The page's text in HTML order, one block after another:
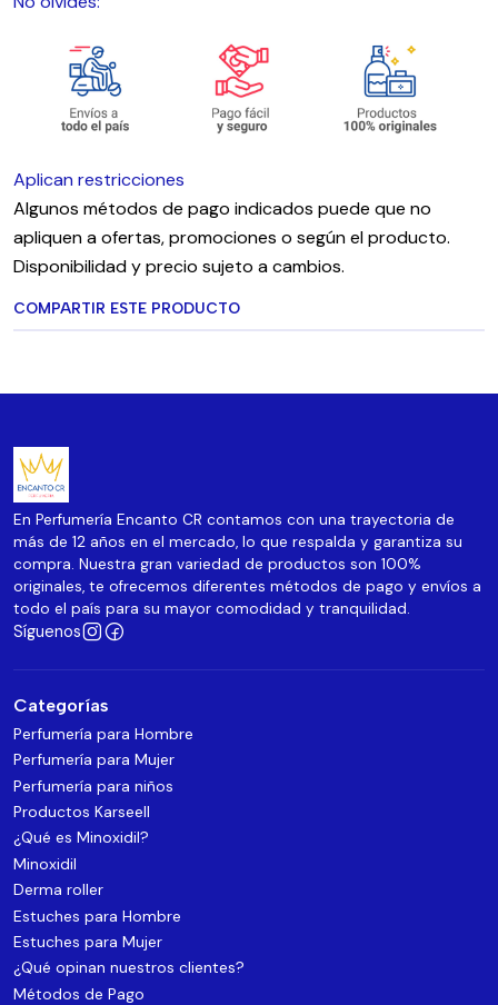
Aplican restricciones
Algunos métodos de pago indicados puede que no
apliquen a ofertas, promociones o según el producto.
Disponibilidad y precio sujeto a cambios.
COMPARTIR ESTE PRODUCTO
En Perfumería Encanto CR contamos con una trayectoria de
más de 12 años en el mercado, lo que respalda y garantiza su
compra. Nuestra gran variedad de productos son 100%
originales, te ofrecemos diferentes métodos de pago y envíos a
todo el país para su mayor comodidad y tranquilidad.
Síguenos
Categorías
Perfumería para Hombre
Perfumería para Mujer
Perfumería para niños
Productos Karseell
¿Qué es Minoxidil?
Minoxidil
Derma roller
Estuches para Hombre
Estuches para Mujer
¿Qué opinan nuestros clientes?
Métodos de Pago